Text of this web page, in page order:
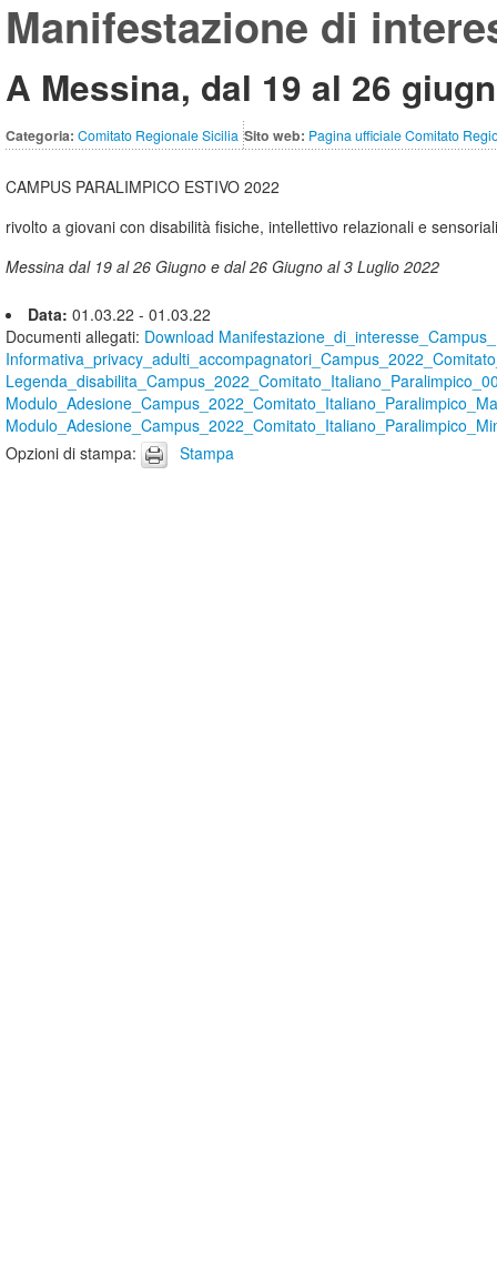
Manifestazione di
A Messina, dal 19 al 26
Categoria: Comitato Regionale Sicilia Sito web: Pagina ufficiale Comitato
CAMPUS PARALIMPICO ESTIVO 2022
rivolto a giovani con disabilità fisiche, intellettivo relazionali e
Messina dal 19 al 26 Giugno e dal 26 Giugno al 3 Luglio 2022
Data: 01.03.22 - 01.03.22
Documenti allegati: Download
Opzioni di stampa: Stampa